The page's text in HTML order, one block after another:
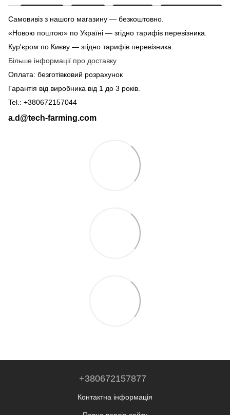
Самовивіз з нашого магазину — безкоштовно.
«Новою поштою» по Україні — згідно тарифів перевізника.
Кур'єром по Києву — згідно тарифів перевізника.
Більше інформації про доставку
Оплата: безготівковий розрахунок
Гарантія від виробника від 1 до 3 років.
Tel.: +380672157044
a.d@tech-farming.com
+380672157877
Контактна інформація